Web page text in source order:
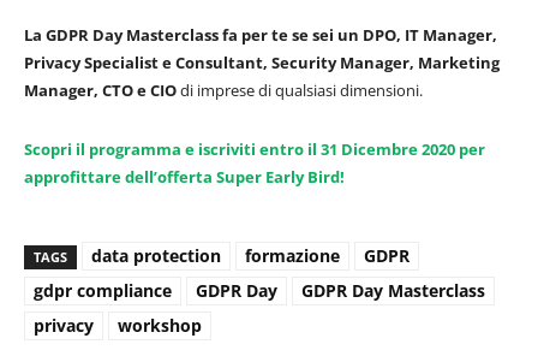
La GDPR Day Masterclass fa per te se sei un DPO, IT Manager,
Privacy Specialist e Consultant, Security Manager, Marketing
Manager, CTO e CIOdi imprese di qualsiasi dimensioni.
Scopri il programma e iscriviti entro il 31 Dicembre 2020 per
approfittare dell’offerta Super Early Bird!
TAGS data protection formazione
GDPR
gdpr compliance
GDPR Day
GDPR Day Masterclass
privacy
workshop